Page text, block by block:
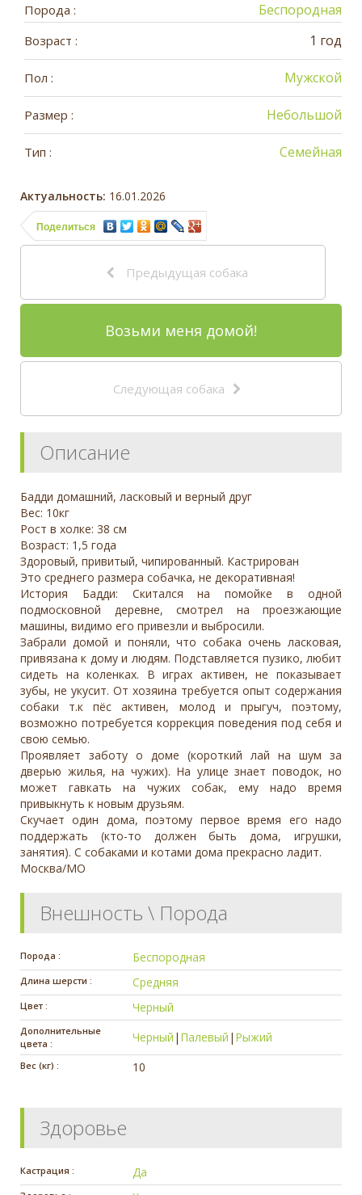
Порода : Беспородная
Возраст : 1 год
Пол : Мужской
Размер : Небольшой
Тип : Семейная
Актуальность: 16.01.2026
Поделиться
Предыдущая собака
Возьми меня домой!
Следующая собака
Описание
Бадди домашний, ласковый и верный друг
Вес: 10кг
Рост в холке: 38 см
Возраст: 1,5 года
Здоровый, привитый, чипированный. Кастрирован
Это среднего размера собачка, не декоративная!
История Бадди: Скитался на помойке в одной
подмосковной деревне, смотрел на проезжающие
машины, видимо его привезли и выбросили.
Забрали домой и поняли, что собака очень ласковая,
привязана к дому и людям. Подставляется пузико, любит
сидеть на коленках. В играх активен, не показывает
зубы, не укусит. От хозяина требуется опыт содержания
собаки т.к пёс активен, молод и прыгуч, поэтому,
возможно потребуется коррекция поведения под себя и
свою семью.
Проявляет заботу о доме (короткий лай на шум за
дверью жилья, на чужих). На улице знает поводок, но
может гавкать на чужих собак, ему надо время
привыкнуть к новым друзьям.
Скучает один дома, поэтому первое время его надо
поддержать (кто-то должен быть дома, игрушки,
занятия). С собаками и котами дома прекрасно ладит.
Москва/МО
Внешность \ Порода
Порода : Беспородная
Длина шерсти : Средняя
Цвет : Черный
Дополнительные
цвета :
Черный | Палевый | Рыжий
Вес (кг) : 10
Здоровье
Кастрация : Да